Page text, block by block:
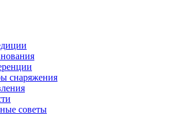
снаряжения
советы